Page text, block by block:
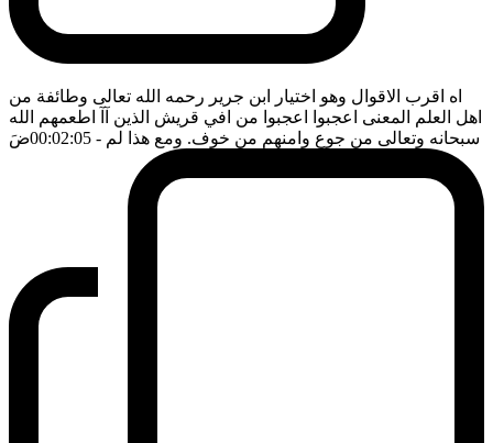
اه اقرب الاقوال وهو اختيار ابن جرير رحمه الله تعالى وطائفة من
اهل العلم المعنى اعجبوا اعجبوا من افي قريش الذين آآ اطعمهم الله
سبحانه وتعالى من جوع وامنهم من خوف. ومع هذا لم - 00:02:05 ضَ